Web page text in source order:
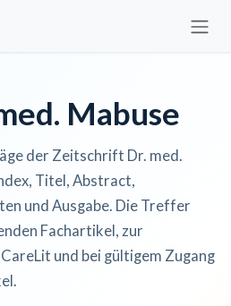
Mabuse
der Zeitschrift Dr. med.
Titel, Abstract,
und Ausgabe. Die Treffer
Fachartikel, zur
und bei gültigem Zugang